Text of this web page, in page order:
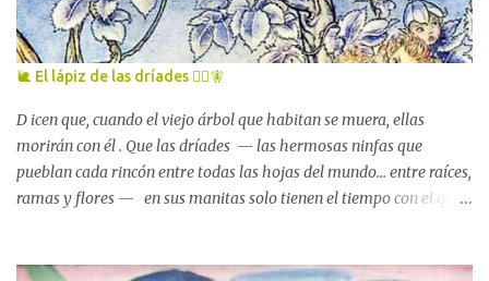
🐌 El lápiz de las dríades 🧚‍♀️🧚
D icen que, cuando el viejo árbol que habitan se muera, ellas
morirán con él . Que las dríades — las hermosas ninfas que
pueblan cada rincón entre todas las hojas del mundo... entre raíces,
ramas y flores — en sus manitas solo tienen el tiempo con el que
en las que la vida se afana por renacer con tanta fuerza que es